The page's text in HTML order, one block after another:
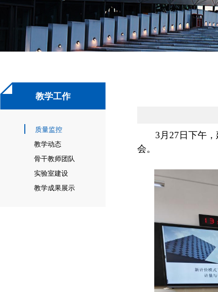
教学工作
质量监控
教学动态
骨干教师团队
实验室建设
教学成果展示
3月27日下午
会。